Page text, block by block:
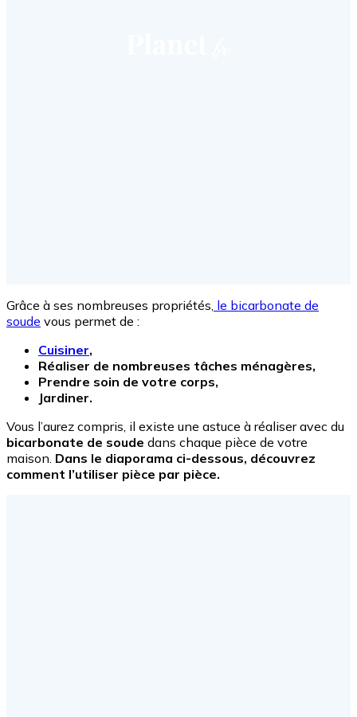
Grâce à ses nombreuses propriétés, le bicarbonate de
soude vous permet de :
Cuisiner,
Réaliser de nombreuses tâches ménagères,
Prendre soin de votre corps,
Jardiner.
Vous l’aurez compris, il existe une astuce à réaliser avec du
bicarbonate de soude dans chaque pièce de votre
maison. Dans le diaporama ci-dessous, découvrez
comment l’utiliser pièce par pièce.